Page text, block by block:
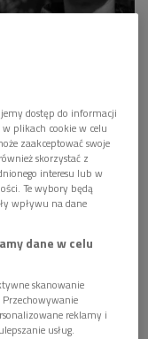
swojej
która daje energię
wychodziła
Sw@dy
zapętlonym
– tłumaczy Cicha.
do mniejszości
pisałam swój
się, że – pomimo
styl pracy, w
dostęp do informacji
plikach cookie w celu
zaakceptować swoje
skorzystać z
interesu lub w
Te wybory będą
wpływu na dane
dane w celu
skanowanie
reklamy i
usług.